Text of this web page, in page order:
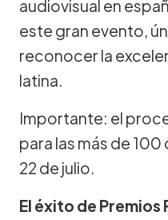
audiovisual en
este gran evento,
reconocer la
latina.
Importante: el
para las más de
22 de julio.
El éxito de Premios